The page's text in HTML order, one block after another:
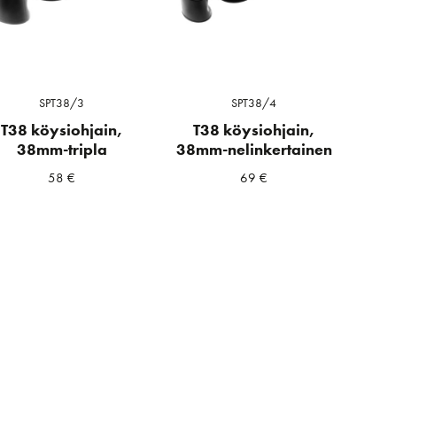
SPT38/3
T38 köysiohjain,
38mm-tripla
58€
SPT38/4
T38 köysiohjain,
38mm-nelinkertainen
69€